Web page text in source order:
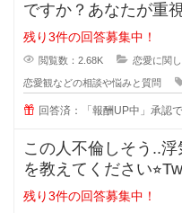
ですか？あなたが重
づくためのアドバイ
残り3件の回答募集中！
閲覧数：2.68K 恋愛に関
恋愛観などの相談や悩みと質問
回答済：「報酬UP中」承認
この人不倫しそう..
を教えてください
残り3件の回答募集中！